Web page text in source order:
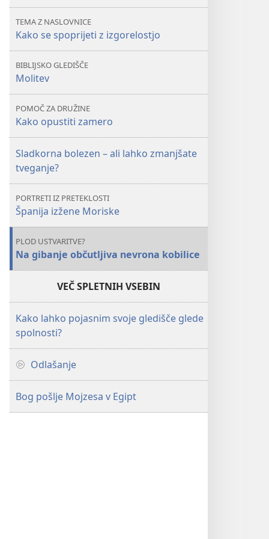
z
izgorelostjo
izgorelostjo
TEMA Z NASLOVNICE
Kako se spoprijeti z izgorelostjo
BIBLIJSKO GLEDIŠČE
Molitev
POMOČ ZA DRUŽINE
Kako opustiti zamero
Sladkorna bolezen – ali lahko zmanjšate
tveganje?
PORTRETI IZ PRETEKLOSTI
Španija izžene Moriske
PLOD USTVARITVE?
Na gibanje občutljiva nevrona kobilice
VEČ SPLETNIH VSEBIN
Kako lahko pojasnim svoje gledišče glede
spolnosti?
Odlašanje
Bog pošlje Mojzesa v Egipt